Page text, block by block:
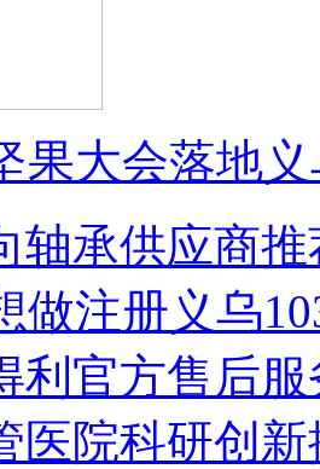
果大会落地
轴承供应商
做注册义乌
利官方售后
医院科研创